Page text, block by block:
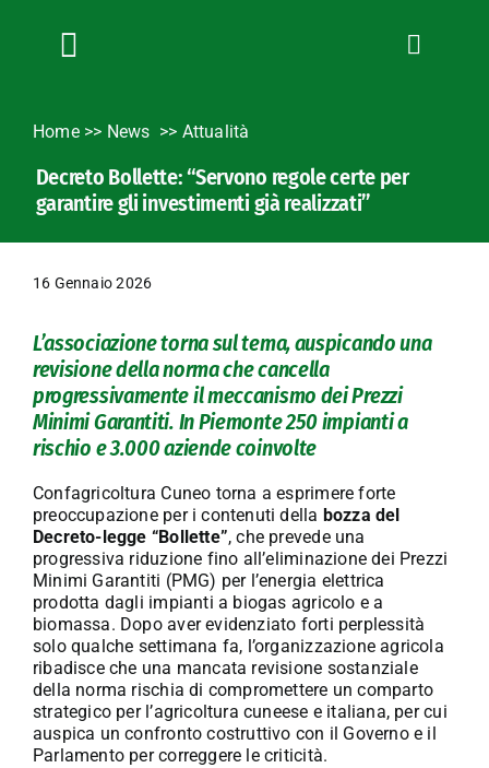
Toggle
News
L’Agricoltore cuneese
Fotogallery
Lavora con noi
Contatti
Home>> News Attualità
Decreto Bollette: “Servono regole certe per
garantire gli investimenti già realizzati”
16 Gennaio 2026
L’associazione torna sul tema, auspicando una
revisione della norma che cancella
progressivamente il meccanismo dei Prezzi
Minimi Garantiti. In Piemonte 250 impianti a
rischio e 3.000 aziende coinvolte
Confagricoltura Cuneo torna a esprimere forte
preoccupazione per i contenuti della bozza del
Decreto-legge “Bollette”, che prevede una
progressiva riduzione fino all’eliminazione dei Prezzi
Minimi Garantiti (PMG) per l’energia elettrica
prodotta dagli impianti a biogas agricolo e a
biomassa. Dopo aver evidenziato forti perplessità
solo qualche settimana fa, l’organizzazione agricola
ribadisce che una mancata revisione sostanziale
della norma rischia di compromettere un comparto
strategico per l’agricoltura cuneese e italiana, per cui
auspica un confronto costruttivo con il Governo e il
Parlamento per correggere le criticità.